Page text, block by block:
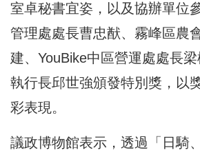
室卓秘書宜姿，以及協辦單位
管理處處長曹忠猷、霧峰區農
建、YouBike中區營運處處長
執行長邱世強頒發特別獎，以
彩表現。
議政博物館表示，透過「日騎